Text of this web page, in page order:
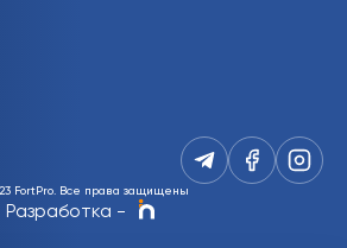
FortPro. Все права защищены
Разработка -